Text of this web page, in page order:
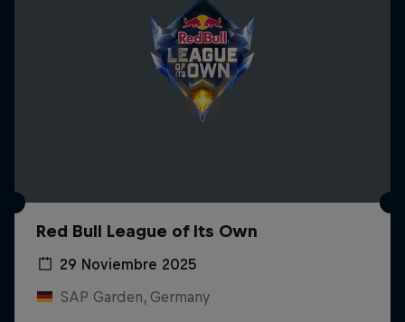
Red Bull League of Its Own
29 Noviembre 2025
SAP Garden, Germany